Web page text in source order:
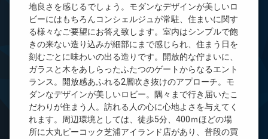
地良さを感じるでしょう。モダンなデザインが美しいロ
ビーにはもちろんコンシェルジュが常駐、住まいに関す
る様々なご要望にお答え致します。室内はシンプルで飽
きの来ない造り込みが細部にまで感じられ、住まう日を
刻むごとに味わいの出る造りです。開放的な佇まいに、
ガラスと木をあしらったふたつのゲートからなるエント
ランス。開放感あふれる2層吹き抜けのアプローチ。モ
ダンなデザインが美しいロビー。隅々まで行き届いたこ
だわりが住まう人。訪れる人の心に心地よさを与えてく
れます。周辺環境としては、徒歩5分、400ｍほどの場
所に大丸ピーコック芝浦アイランド店があり、普段の買